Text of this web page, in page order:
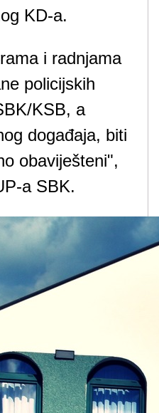
KD-a.
i radnjama
policijskih
KSB, a
događaja, biti
obaviješteni",
a SBK.